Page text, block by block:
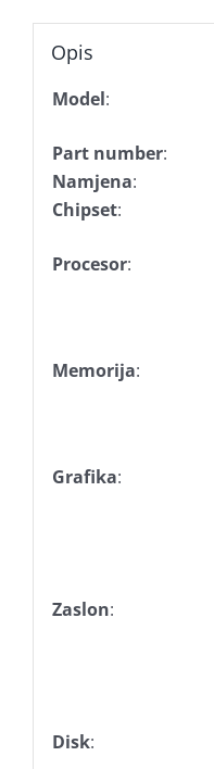
Opis
Model:
Part number:
Namjena:
Chipset:
Procesor:
Memorija:
Grafika:
Zaslon:
Disk: